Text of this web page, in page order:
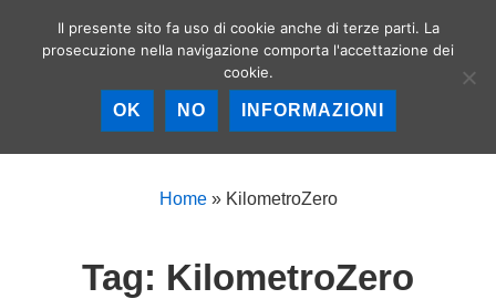
Birrerie artigianali a
Roma – La birra
artigianale nella
Home» KilometroZero
Tag: KilometroZero
Il presente sito fa uso di cookie anche di terze parti. La
prosecuzione nella navigazione comporta l'accettazione dei
cookie.
OK NO INFORMAZIONI